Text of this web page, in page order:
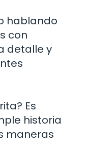
hablando
con
detalle y
Es
historia
maneras